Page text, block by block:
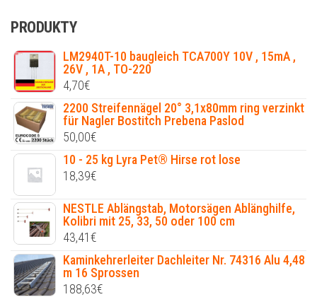
PRODUKTY
LM2940T-10 baugleich TCA700Y 10V , 15mA ,
26V , 1A , TO-220
4,70€
2200 Streifennägel 20° 3,1x80mm ring verzinkt
für Nagler Bostitch Prebena Paslod
50,00€
10 - 25 kg Lyra Pet® Hirse rot lose
18,39€
NESTLE Ablängstab, Motorsägen Ablänghilfe,
Kolibri mit 25, 33, 50 oder 100 cm
43,41€
Kaminkehrerleiter Dachleiter Nr. 74316 Alu 4,48
m 16 Sprossen
188,63€